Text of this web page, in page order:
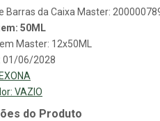
Barras da Caixa Master:
50ML
Master: 12x50ML
01/06/2028
VAZIO
do Produto